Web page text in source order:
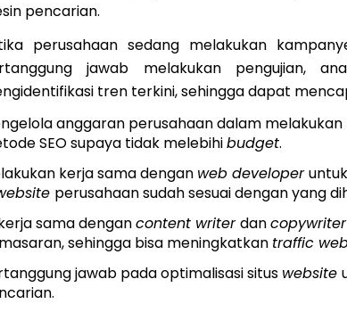
pencarian.
perusahaan sedang melakukan
jawab melakukan pengujian,
tren terkini, sehingga dapat
anggaran perusahaan dalam
SEO supaya tidak melebihibudget.
kerja sama dengan web developer
perusahaan sudah sesuai dengan yang
sama dengancontent writerdancopywriter
sehingga bisa meningkatkan traffic
jawab pada optimalisasi situs website